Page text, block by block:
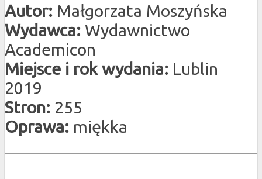
Autor: Małgorzata Moszyńska
Wydawca: Wydawnictwo
Academicon
Miejsce i rok wydania: Lublin
2019
Stron: 255
Oprawa: miękka